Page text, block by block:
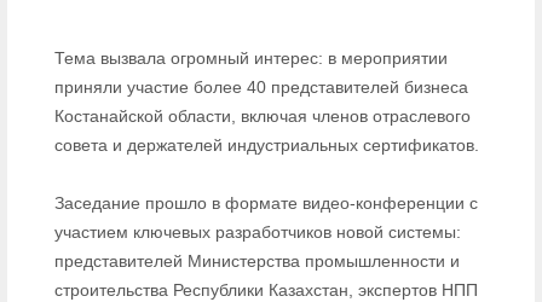
Тема вызвала огромный интерес: в мероприятии
приняли участие более 40 представителей бизнеса
Костанайской области, включая членов отраслевого
совета и держателей индустриальных сертификатов.
Заседание прошло в формате видео-конференции с
участием ключевых разработчиков новой системы:
представителей Министерства промышленности и
строительства Республики Казахстан, экспертов НПП